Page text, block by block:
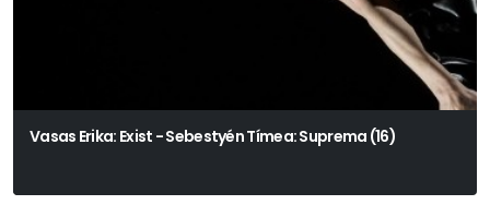
Vasas Erika: Exist - Sebestyén Tímea: Suprema (16)